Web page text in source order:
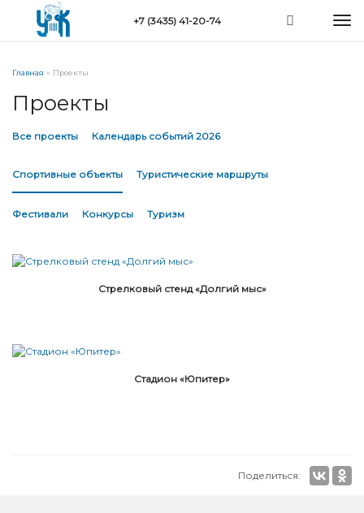
Перейти
основному
+7 (3435) 41-20-74
Вы
Главная » Проекты
Проекты
Все проекты Календарь событий 2026
Спортивные объекты Туристические маршруты
Фестивали Конкурсы Туризм
Стрелковый стенд «Долгий мыс»
Стадион «Юпитер»
Поделиться: